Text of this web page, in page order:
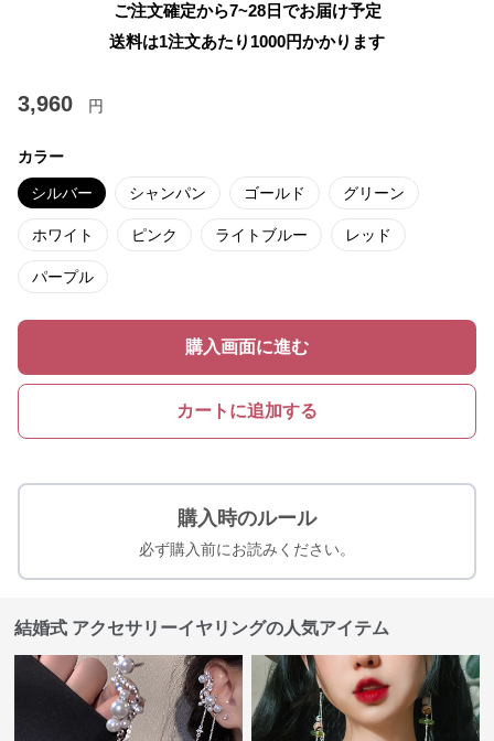
ご注文確定から7~28日でお届け予定
送料は1注文あたり 1000円かかります
3,960 円
カラー
シルバー シャンパン ゴールド グリーン
ホワイト ピンク ライトブルー レッド
パープル
購入画面に進む
カートに追加する
購入時のルール
必ず購入前にお読みください。
結婚式 アクセサリーイヤリングの人気アイテム